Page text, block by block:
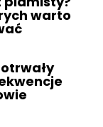
warto